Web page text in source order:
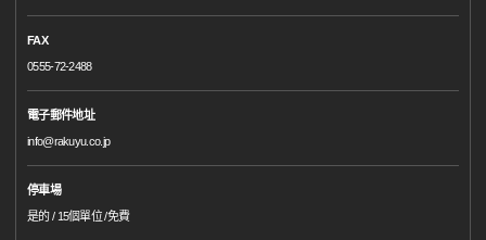
FAX
0555-72-2488
電子郵件地址
info@rakuyu.co.jp
停車場
是的 / 15個單位 /免費